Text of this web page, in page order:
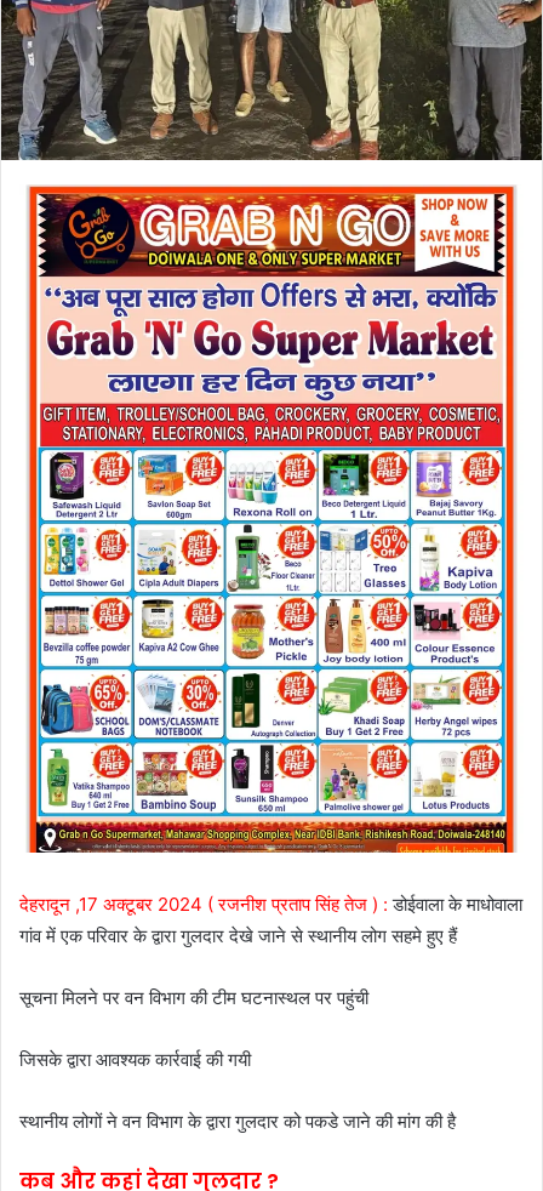
i
देहरादून ,17 अक्टूबर 2024 ( रजनीश प्रताप सिंह तेज ) : डोईवाला के माधोवाला
गांव में एक परिवार के द्वारा गुलदार देखे जाने से स्थानीय लोग सहमे हुए हैं
सूचना मिलने पर वन विभाग की टीम घटनास्थल पर पहुंची
जिसके द्वारा आवश्यक कार्रवाई की गयी
स्थानीय लोगों ने वन विभाग के द्वारा गुलदार को पकडे जाने की मांग की है
कब और कहां देखा गुलदार ?